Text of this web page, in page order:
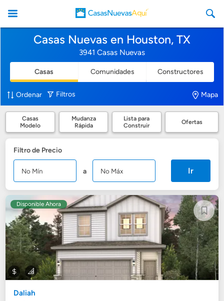
Casas Nuevas en Houston, TX
3941 Casas Nuevas
Casas Comunidades Constructores
Ordenar Filtros Mapa
Casas
Modelo
Mudanza
Rápida
Lista para
Construir
Ofertas
Filtro de Precio
a Ir
Disponible Ahora
Daliah